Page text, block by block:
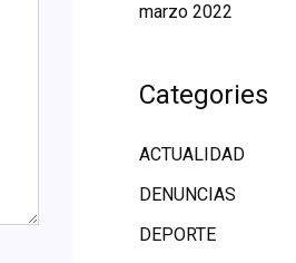
marzo 2022
Categories
ACTUALIDAD
DENUNCIAS
DEPORTE